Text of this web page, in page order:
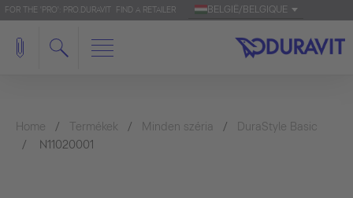
FOR THE 'PRO': PRO.DURAVIT FIND A RETAILER BELGIË/BELGIQUE
Home Termékek Minden széria
DuraStyle Basic
N11020001